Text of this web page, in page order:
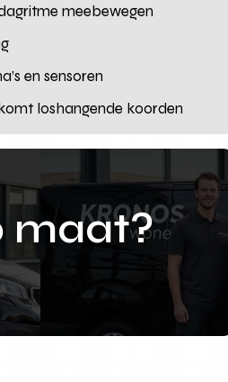
meebewegen
en sensoren
loshangende koorden
maat?